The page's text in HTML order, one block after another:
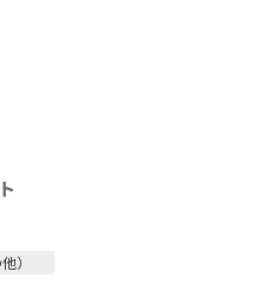
）